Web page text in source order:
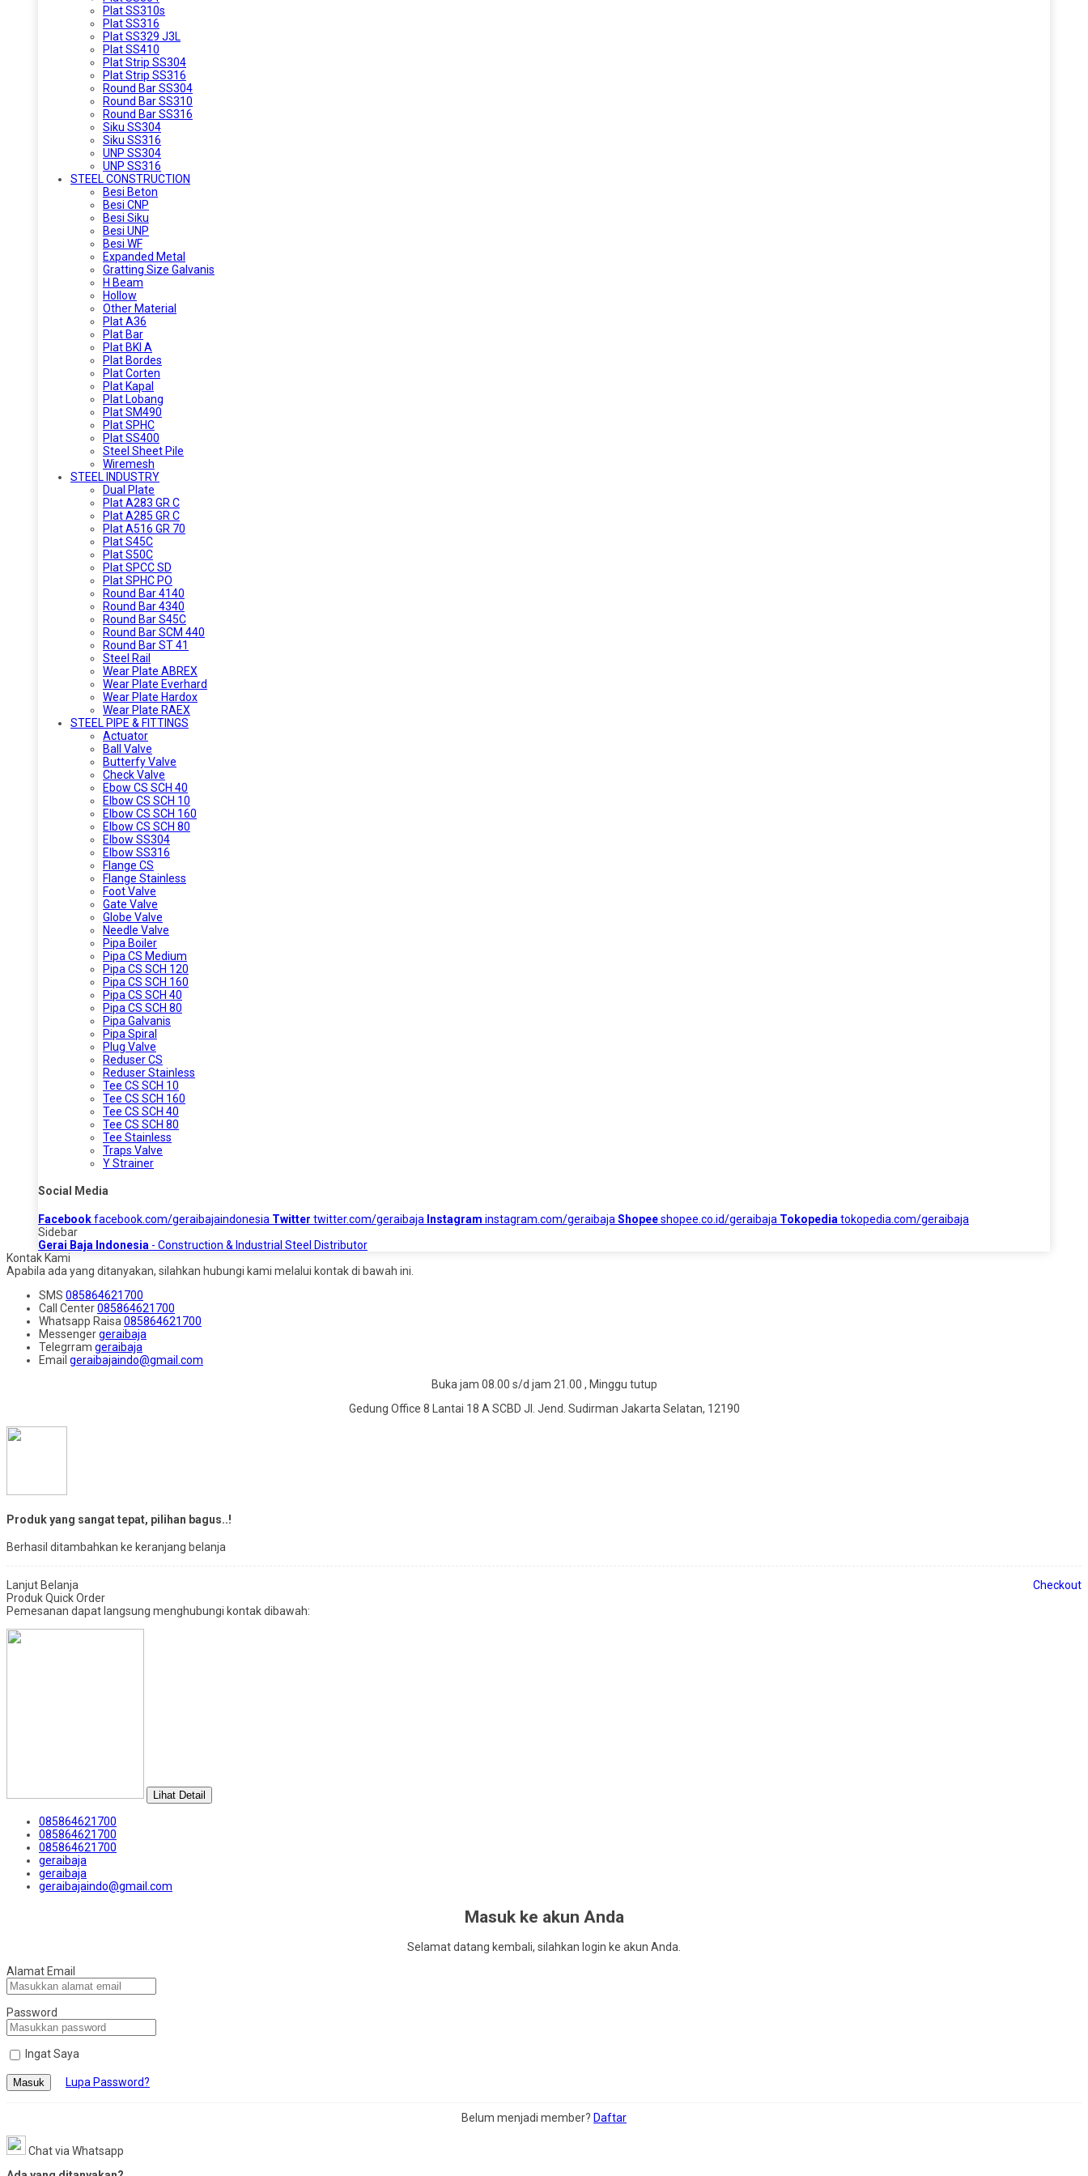
Plat SS310s
Plat SS316
Plat SS329 J3L
Plat SS410
Plat Strip SS304
Plat Strip SS316
Round Bar SS304
Round Bar SS310
Round Bar SS316
Siku SS304
Siku SS316
UNP SS304
UNP SS316
STEEL CONSTRUCTION
Besi Beton
Besi CNP
Besi Siku
Besi UNP
Besi WF
Expanded Metal
Gratting Size Galvanis
H Beam
Hollow
Other Material
Plat A36
Plat Bar
Plat BKI A
Plat Bordes
Plat Corten
Plat Kapal
Plat Lobang
Plat SM490
Plat SPHC
Plat SS400
Steel Sheet Pile
Wiremesh
STEEL INDUSTRY
Dual Plate
Plat A283 GR C
Plat A285 GR C
Plat A516 GR 70
Plat S45C
Plat S50C
Plat SPCC SD
Plat SPHC PO
Round Bar 4140
Round Bar 4340
Round Bar S45C
Round Bar SCM 440
Round Bar ST 41
Steel Rail
Wear Plate ABREX
Wear Plate Everhard
Wear Plate Hardox
Wear Plate RAEX
STEEL PIPE & FITTINGS
Actuator
Ball Valve
Butterfy Valve
Check Valve
Ebow CS SCH 40
Elbow CS SCH 10
Elbow CS SCH 160
Elbow CS SCH 80
Elbow SS304
Elbow SS316
Flange CS
Flange Stainless
Foot Valve
Gate Valve
Globe Valve
Needle Valve
Pipa Boiler
Pipa CS Medium
Pipa CS SCH 120
Pipa CS SCH 160
Pipa CS SCH 40
Pipa CS SCH 80
Pipa Galvanis
Pipa Spiral
Plug Valve
Reduser CS
Reduser Stainless
Tee CS SCH 10
Tee CS SCH 160
Tee CS SCH 40
Tee CS SCH 80
Tee Stainless
Traps Valve
Y Strainer
Social Media
Facebookfacebook.com/geraibajaindonesia Twitter twitter.com/geraibaja Instagram instagram.com/geraibaja Shopeeshopee.co.id/geraibaja Tokopedia tokopedia.com/geraibaja
Sidebar
Gerai Baja Indonesia - Construction & Industrial Steel Distributor
Kontak Kami
Apabila ada yang ditanyakan, silahkan hubungi kami melalui kontak di bawah ini.
SMS 085864621700
Call Center085864621700
Whatsapp Raisa 085864621700
Messengergeraibaja
Telegrram geraibaja
Email geraibajaindo@gmail.com
Buka jam 08.00 s/d jam 21.00 , Minggu tutup
Gedung Office 8 Lantai 18 A SCBD Jl. Jend. Sudirman Jakarta Selatan, 12190
Produk yang sangat tepat, pilihan bagus..!
Berhasil ditambahkan ke keranjang belanja
Lanjut Belanja
Checkout
Produk Quick Order
Pemesanan dapat langsung menghubungi kontak dibawah:
Lihat Detail
085864621700
085864621700
085864621700
geraibaja
geraibaja
geraibajaindo@gmail.com
Masuk ke akun Anda
Selamat datang kembali, silahkan login ke akun Anda.
Alamat Email
Password
Ingat Saya
Masuk Lupa Password?
Belum menjadi member? Daftar
Chat via Whatsapp